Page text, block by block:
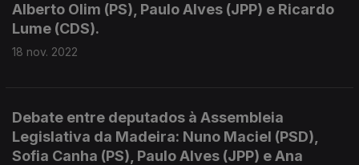
Alberto Olim (PS), Paulo Alves (JPP) e Ricardo
Lume (CDS).
18 nov. 2022
Debate entre deputados à Assembleia
Legislativa da Madeira: Nuno Maciel (PSD),
Sofia Canha (PS), Paulo Alves (JPP) e Ana